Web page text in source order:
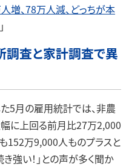
増、78万人減、どっちが本
」
調査と家計調査で異
5月の雇用統計では、非農
に上回る前月比27万2,000
152万9,000人ものプラスと
強い！」との声が多く聞か